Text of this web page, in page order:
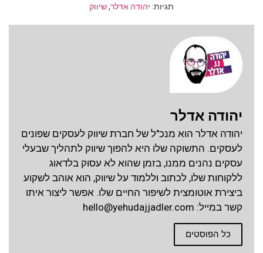
תגיות: יהודה אדלר,שיווק
יהודה אדלר
יהודה אדלר הוא מנכ"ל של חברת שיווק לעסקים שפונים
לעסקים. התשוקה שלו היא להפוך שיווק לתהליך שבעלי
עסקים נהנים ממנו, בזמן שהוא לא עסוק בלדאוג
ללקוחות שלו, לכתוב וללמוד על שיווק, הוא אוהב לשקוע
ביצירת אוטומצית לשיפור החיים שלו. אפשר ליצור איתו
קשר במייל: hello@yehudajjadler.com
כל הפוסטים